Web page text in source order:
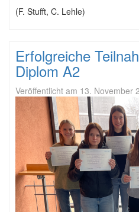
(F. Stufft, C. Lehle)
Erfolgreiche
Diplom A2
Veröffentlicht am 13. November